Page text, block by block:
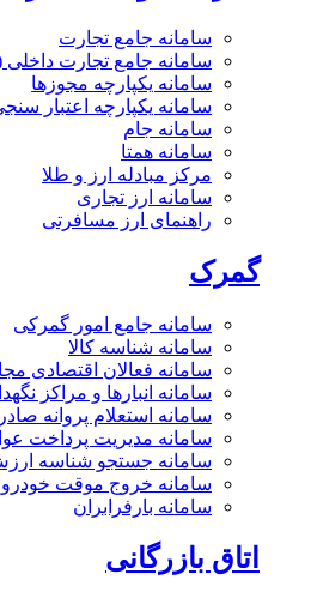
سامانه جامع تجارت
سامانه جامع تجارت داخلی
سامانه یکپارچه مجوزها
سامانه یکپارچه اعتبار
سامانه جام
سامانه همتا
مرکز مبادله ارز و طلا
سامانه ارز تجاری
راهنمای ارز مسافرتی
گمرک
سامانه جامع امور گمرکی
سامانه شناسه کالا
سامانه فعالان اقتصادی
سامانه انبارها و مراکز
سامانه استعلام پروانه
سامانه مدیریت پرداخت
سامانه جستجو شناسه
سامانه خروج موقت خودرو
سامانه بارفرابران
اتاق بازرگانی